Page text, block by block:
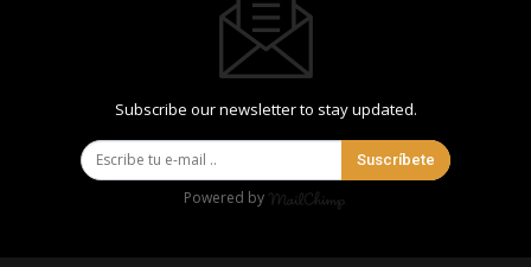
Subscribe our newsletter to stay updated.
Suscríbete
Powered by